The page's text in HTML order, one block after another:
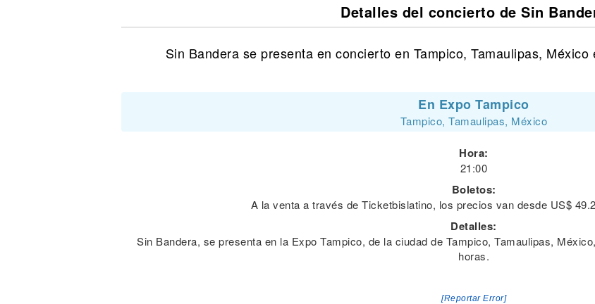
Detalles del concierto de Sin
Sin Bandera se presenta en concierto en Tampico, Tamaulipas,
En Expo Tampico
Tampico, Tamaulipas, México
Hora:
21:00
Boletos:
A la venta a través de Ticketbislatino, los precios van desde US$
Detalles:
Sin Bandera, se presenta en la Expo Tampico, de la ciudad de Tampico, Tamaulipas,
horas.
[Reportar Error]